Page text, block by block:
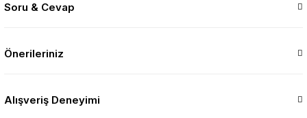
Soru & Cevap
Önerileriniz
Alışveriş Deneyimi